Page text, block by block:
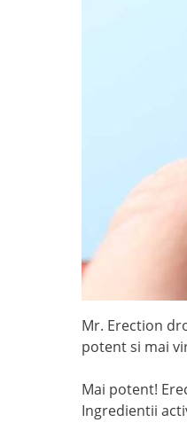
Mr. Erection
potent si mai
Mai potent!
Ingredientii